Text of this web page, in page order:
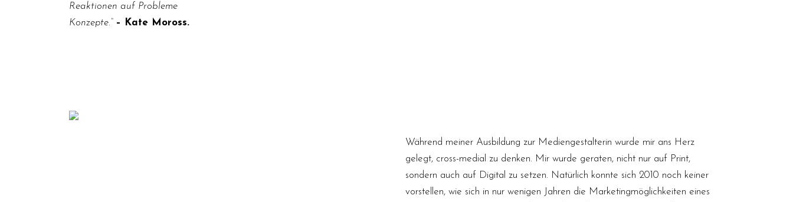
Reaktionen auf Probleme
Konzepte.“ – Kate Moross.
Während meiner Ausbildung zur Mediengestalterin wurde mir ans Herz
gelegt, cross-medial zu denken. Mir wurde geraten, nicht nur auf Print,
sondern auch auf Digital zu setzen. Natürlich konnte sich 2010 noch keiner
vorstellen, wie sich in nur wenigen Jahren die Marketingmöglichkeiten eines